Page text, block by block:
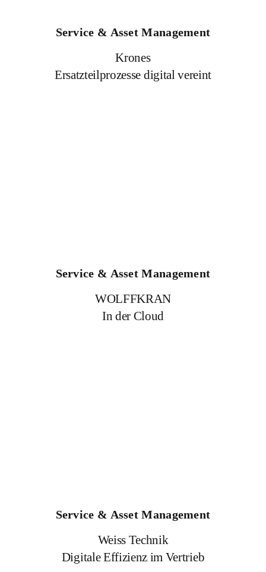
Service & Asset Management
Krones
Ersatzteilprozesse digital vereint
Service & Asset Management
WOLFFKRAN
In der Cloud
Service & Asset Management
Weiss Technik
Digitale Effizienz im Vertrieb